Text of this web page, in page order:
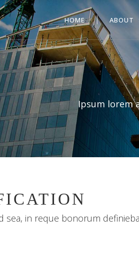
HOME ABOUT
Ipsum lorem
sea, in reque bonorum